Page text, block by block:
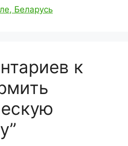
Беларусь
к